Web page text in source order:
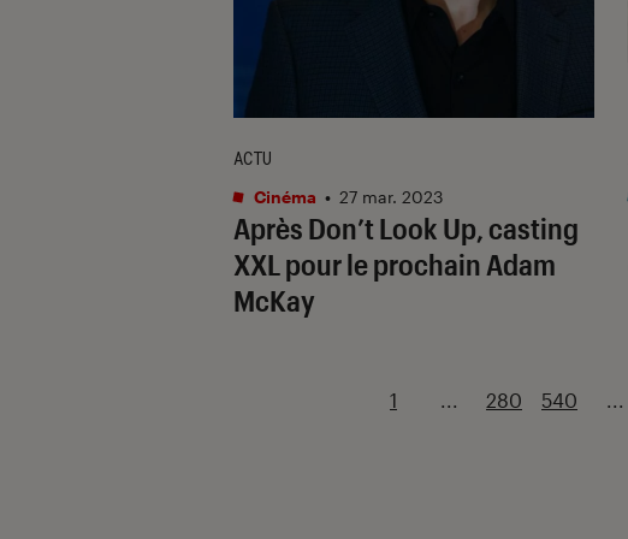
Après Don’t Look Up, casting
XXL pour le prochain Adam
McKay
ACTU
Cinéma • 27 mar. 2023
1 ... 280 540 ...